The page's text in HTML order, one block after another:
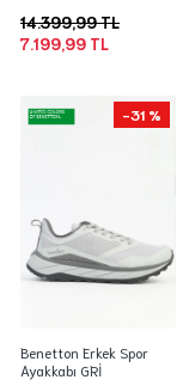
7.199,99 TL
14.399,99 TL
-31 %
Benetton Erkek Spor
Ayakkabı GRİ